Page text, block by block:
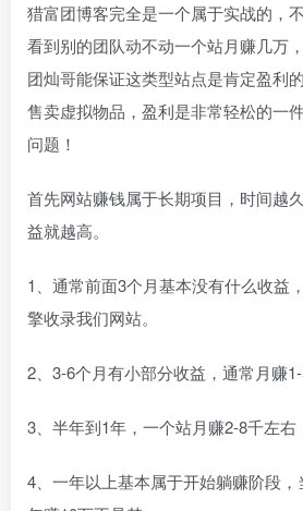
猎富团博客完全是一个属于实战的，
看到别的团队动不动一个站月赚几万
团灿哥能保证这类型站点是肯定盈利
售卖虚拟物品，盈利是非常轻松的一
问题！
首先网站赚钱属于长期项目，时间越
益就越高。
1、通常前面3个月基本没有什么收益
擎收录我们网站。
2、3-6个月有小部分收益，通常月赚
3、半年到1年，一个站月赚2-8千左右
4、一年以上基本属于开始躺赚阶段，